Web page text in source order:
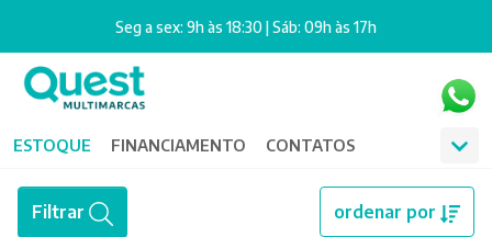
Seg a sex: 9h às 18:30 | Sáb: 09h às 17h
ESTOQUE FINANCIAMENTO CONTATOS
Filtrar ordenar por